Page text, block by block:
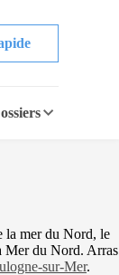
la mer du Nord, le
Mer du Nord. Arras
sur-Mer.